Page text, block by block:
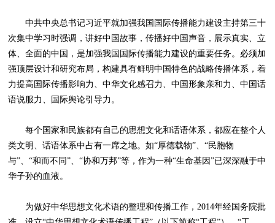
中共中央总书记习近平就加强我国国际传播能力建设主持第三十
次集中学习时强调，讲好中国故事，传播好中国声音，展示真实、立
体、全面的中国，是加强我国国际传播能力建设的重要任务。必须加
强顶层设计和研究布局，构建具有鲜明中国特色的战略传播体系，着
力提高国际传播影响力、中华文化感召力、中国形象亲和力、中国话
语说服力、国际舆论引导力。
每个国家和民族都有自己的思想文化和话语体系，都应在整个人
类文明、话语体系中占有一席之地。如“厚德载物”、“民胞物
与”、“和而不同”、“协和万邦”等，作为一种“生命基因”已深深融于中
华子孙的血液。
为做好中华思想文化术语的整理和传播工作，2014年经国务院批